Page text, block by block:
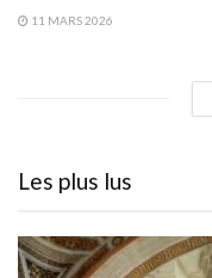
11 MARS 2026
Les plus lus